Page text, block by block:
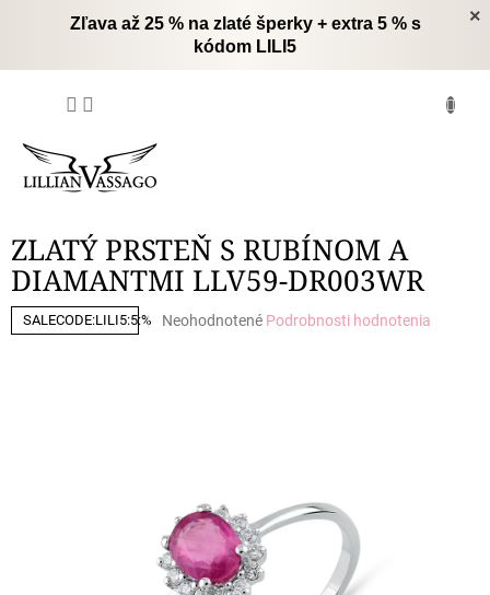
×
Zľava až 25 % na zlaté šperky + extra 5 % s
kódom LILI5
ZLATÝ PRSTEŇ S RUBÍNOM A
DIAMANTMI LLV59-DR003WR
SALECODE:LILI5:5:%
Priemerné
Neohodnotené Podrobnosti hodnotenia